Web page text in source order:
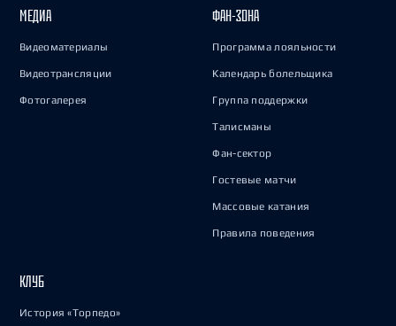
МЕДИА
Видеоматериалы
Видеотрансляции
Фотогалерея
ФАН-ЗОНА
Программа лояльности
Календарь болельщика
Группа поддержки
Талисманы
Фан-сектор
Гостевые матчи
Массовые катания
Правила поведения
КЛУБ
История «Торпедо»